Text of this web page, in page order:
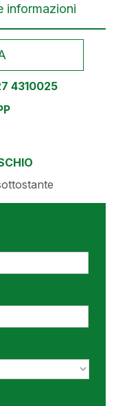
informazioni
4310025